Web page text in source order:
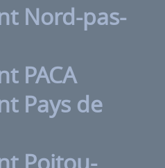
Nord-pas-
PACA
Pays de